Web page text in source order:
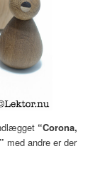
“Corona,
med andre er der